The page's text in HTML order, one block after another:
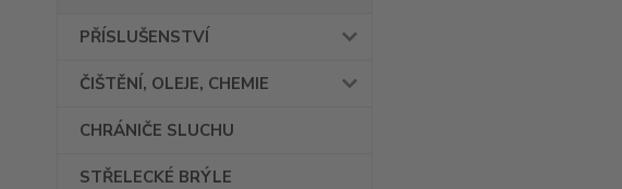
PŘÍSLUŠENSTVÍ
ČIŠTĚNÍ, OLEJE, CHEMIE
CHRÁNIČE SLUCHU
STŘELECKÉ BRÝLE